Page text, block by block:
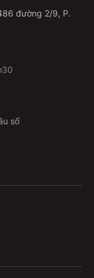
đường 2/9, P.
số